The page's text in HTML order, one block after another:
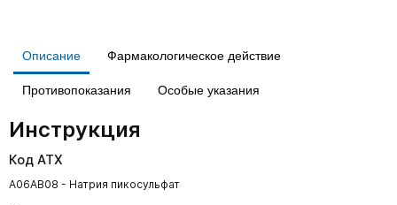
Описание Фармакологическое действие
Противопоказания Особые указания
Инструкция
Код АТХ
A06AB08 - Натрия пикосульфат